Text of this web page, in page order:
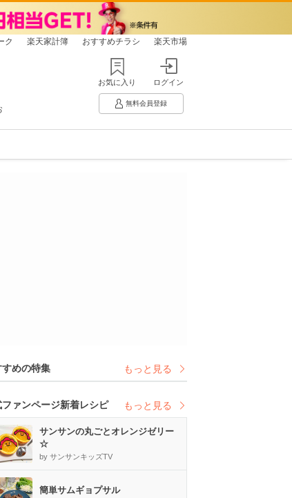
ク 楽天家計簿 おすすめチラシ 楽天市場
お気に入り ログイン
無料会員登録
すめの特集 もっと見る
ファンページ新着レシピ もっと見る
サンサンの丸ごとオレンジゼリー
☆
by サンサンキッズTV
簡単サムギョプサル